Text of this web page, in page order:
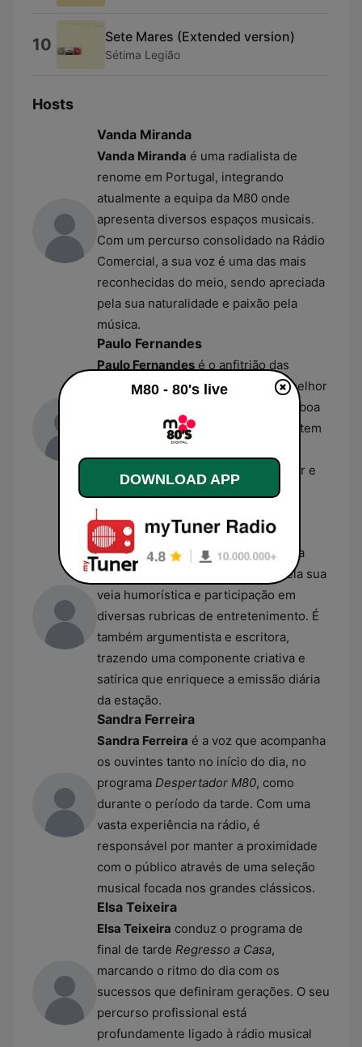
10 Sete Mares (Extended version)
Sétima Legião
Hosts
Vanda Miranda
Vanda Miranda é uma radialista de
renome em Portugal, integrando
atualmente a equipa da M80 onde
apresenta diversos espaços musicais.
Com um percurso consolidado na Rádio
Comercial, a sua voz é uma das mais
reconhecidas do meio, sendo apreciada
pela sua naturalidade e paixão pela
música.
Paulo Fernandes
Paulo Fernandes é o anfitrião das
manhãs da M80, onde combina a melhor
música das décadas passadas com boa
disposição e humor. Além da rádio, tem
um percurso diversificado como
apresentador de televisão, dobrador e
autor, sendo uma figura central no
entretenimento nacional.
Susana Romana
Susana Romana faz parte da equipa
matinal da M80, destacando-se pela sua
veia humorística e participação em
diversas rubricas de entretenimento. É
também argumentista e escritora,
trazendo uma componente criativa e
satírica que enriquece a emissão diária
da estação.
Sandra Ferreira
Sandra Ferreira é a voz que acompanha
os ouvintes tanto no início do dia, no
programa Despertador M80, como
durante o período da tarde. Com uma
vasta experiência na rádio, é
responsável por manter a proximidade
com o público através de uma seleção
musical focada nos grandes clássicos.
Elsa Teixeira
Elsa Teixeira conduz o programa de
final de tarde Regresso a Casa,
marcando o ritmo do dia com os
sucessos que definiram gerações. O seu
percurso profissional está
profundamente ligado à rádio musical
M80 - 80's live
DOWNLOAD APP